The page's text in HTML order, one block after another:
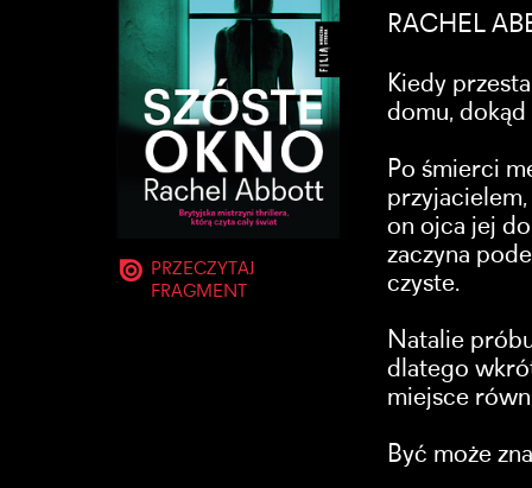
PRZECZYTAJ
FRAGMENT
RACHEL
Kiedy
domu, dokąd
Po śmierci
on ojca jej
zaczyna
czyste.
Natalie
dlatego
miejsce
Być może